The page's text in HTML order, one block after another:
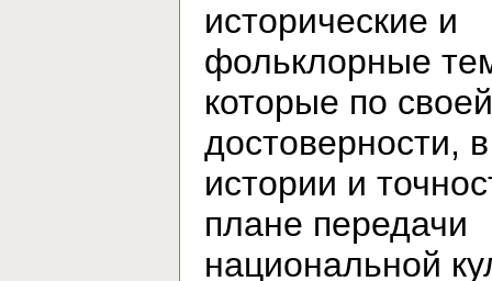
исторические и
фольклорные
которые по своей
достоверности,
истории и
плане передачи
национальной